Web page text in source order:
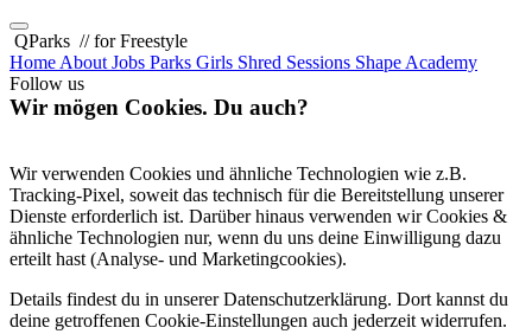
QParks // for Freestyle
Home About Jobs Parks Girls Shred Sessions Shape Academy
Follow us
Wir mögen Cookies. Du auch?
Wir verwenden Cookies und ähnliche Technologien wie z.B.
Tracking-Pixel, soweit das technisch für die Bereitstellung unserer
Dienste erforderlich ist. Darüber hinaus verwenden wir Cookies &
ähnliche Technologien nur, wenn du uns deine Einwilligung dazu
erteilt hast (Analyse- und Marketingcookies).
Details findest du in unserer Datenschutzerklärung. Dort kannst du
deine getroffenen Cookie-Einstellungen auch jederzeit widerrufen.